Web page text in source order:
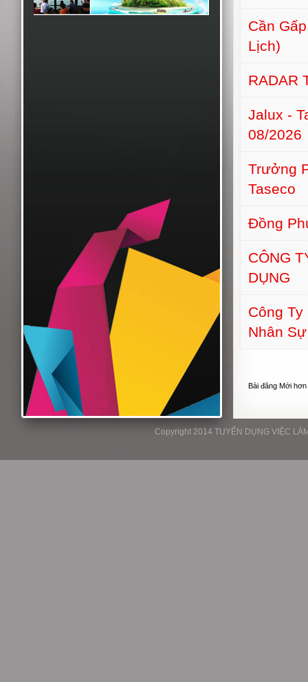
Cần
Lịch)
RADAR
Jalux -
08/2026
Trưởng
Taseco
Đồng
CÔNG
DỤNG
Công
Nhân Sự
Bài đăng Mới hơn
Copyright 2014 TUYỂN DỤNG VIỆC